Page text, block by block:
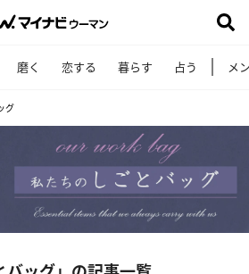
磨く 恋する 暮らす 占う メ
グ